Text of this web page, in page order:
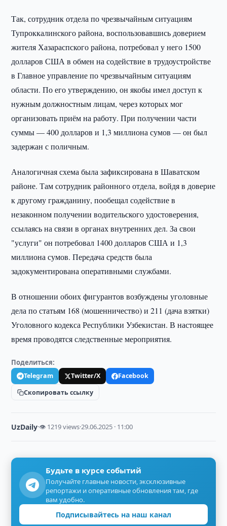
Так, сотрудник отдела по чрезвычайным ситуациям
Тупроккалинского района, воспользовавшись доверием
жителя Хазараспского района, потребовал у него 1500
долларов США в обмен на содействие в трудоустройстве
в Главное управление по чрезвычайным ситуациям
области. По его утверждению, он якобы имел доступ к
нужным должностным лицам, через которых мог
организовать приём на работу. При получении части
суммы — 400 долларов и 1,3 миллиона сумов — он был
задержан с поличным.
Аналогичная схема была зафиксирована в Шаватском
районе. Там сотрудник районного отдела, войдя в доверие
к другому гражданину, пообещал содействие в
незаконном получении водительского удостоверения,
ссылаясь на связи в органах внутренних дел. За свои
"услуги" он потребовал 1400 долларов США и 1,3
миллиона сумов. Передача средств была
задокументирована оперативными службами.
В отношении обоих фигурантов возбуждены уголовные
дела по статьям 168 (мошенничество) и 211 (дача взятки)
Уголовного кодекса Республики Узбекистан. В настоящее
время проводятся следственные мероприятия.
Поделиться:
Telegram Twitter/X
Facebook
Скопировать ссылку
UzDaily·👁 1219 views·29.06.2025 · 11:00
Будьте в курсе событий
Получайте главные новости, эксклюзивные
репортажи и оперативные обновления там, где
вам удобно.
Подписывайтесь на наш канал